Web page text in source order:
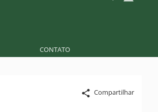
CONTATO
Compartilhar